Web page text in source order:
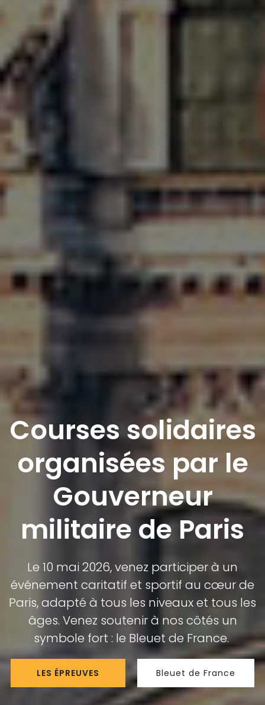
Courses solidaires
organisées par le
Gouverneur
militaire de Paris
Le 10 mai 2026, venez participer à un
événement caritatif et sportif au cœur de
Paris, adapté à tous les niveaux et tous les
âges. Venez soutenir à nos côtés un
symbole fort : le Bleuet de France.
LES ÉPREUVES Bleuet de France